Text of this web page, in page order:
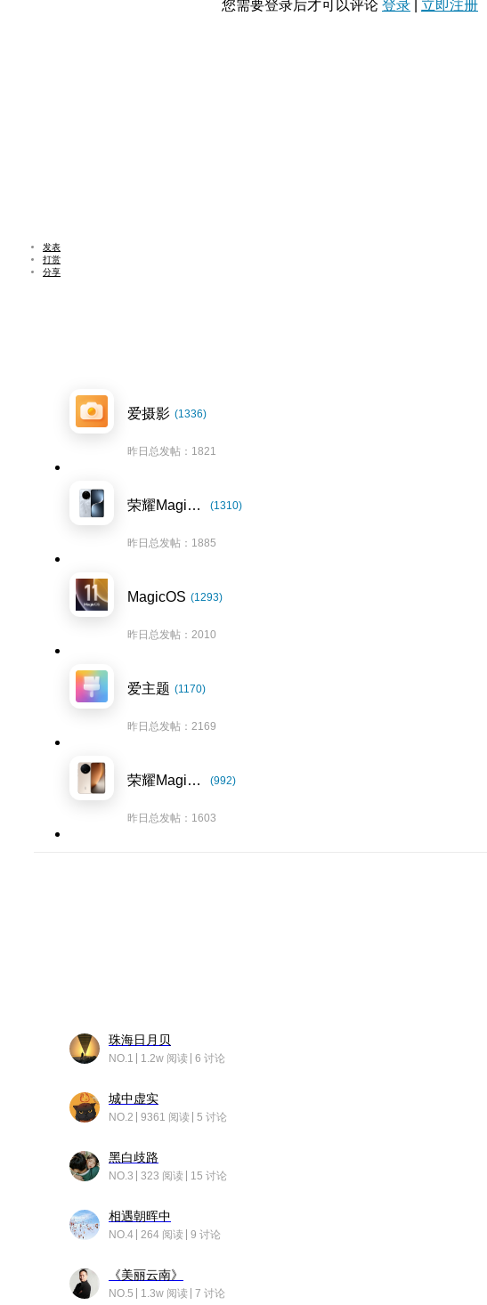
您需要登录后才可以评论 登录 立即注册
发表
打赏
分享
爱摄影 (1336)
昨日总发帖：1821
荣耀Magic7系列 (1310)
昨日总发帖：1885
MagicOS (1293)
昨日总发帖：2010
爱主题 (1170)
昨日总发帖：2169
荣耀Magic8系列 (992)
昨日总发帖：1603
珠海日月贝
NO.1 1.2w 阅读 6 讨论
城中虚实
NO.2 9361 阅读 5 讨论
黑白歧路
NO.3 323 阅读 15 讨论
相遇朝晖中
NO.4 264 阅读 9 讨论
《美丽云南》
NO.5 1.3w 阅读 7 讨论